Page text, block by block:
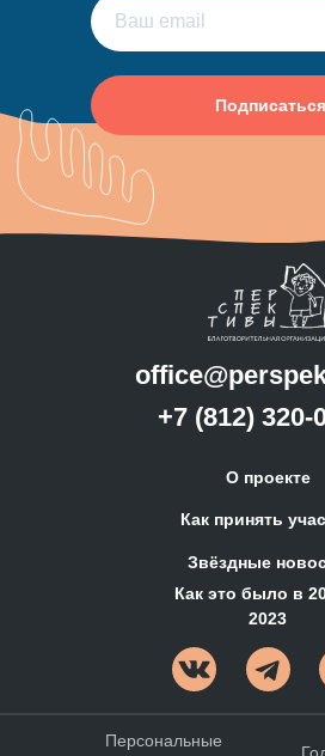
Подписаться
+7 (812) 320-
Звёздные
Как принять
О проекте
Как это было в
2023
Персональные